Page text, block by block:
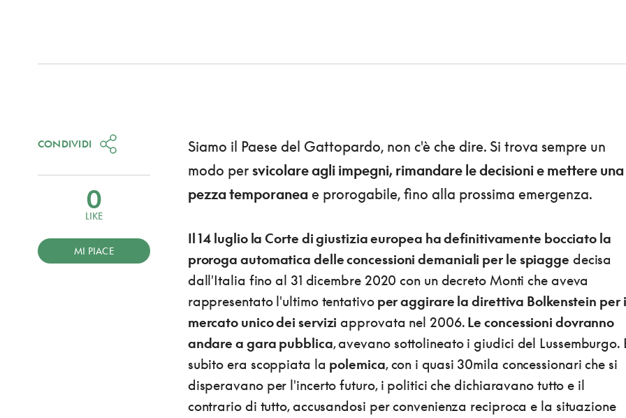
Siamo il Paese del Gattopardo, non c'è che dire. Si trova sempre un
modo per svicolare agli impegni, rimandare le decisioni e mettere una
pezza temporanea e prorogabile, fino alla prossima emergenza.
Il 14 luglio la Corte di giustizia europea ha definitivamente bocciato la
proroga automatica delle concessioni demaniali per le spiagge decisa
dall'Italia fino al 31 dicembre 2020 con un decreto Monti che aveva
rappresentato l'ultimo tentativoper aggirare la direttiva Bolkenstein per
mercato unico dei servizi approvata nel 2006. Le concessioni dovranno
andare a gara pubblica, avevano sottolineato i giudici del Lussemburgo.
subito era scoppiata la polemica, con i quasi 30mila concessionari che si
disperavano per l'incerto futuro, i politici che dichiaravano tutto e il
contrario di tutto, accusandosi per convenienza reciproca e la situazione
CONDIVIDI
0
LIKE
MI PIACE